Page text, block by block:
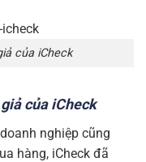
của iCheck
của iCheck
nghiệp cũng
hàng, iCheck đã